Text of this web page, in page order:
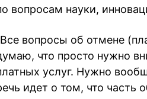
вопросам науки,
вопросы об отмене
что просто нужно
услуг. Нужно
идет о том, что часть